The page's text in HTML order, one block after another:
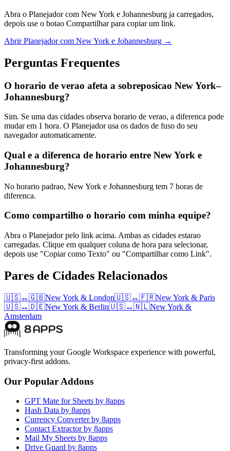
Abra o Planejador com New York e Johannesburg ja carregados,
depois use o botao Compartilhar para copiar um link.
Abrir Planejador com New York e Johannesburg →
Perguntas Frequentes
O horario de verao afeta a sobreposicao New York–
Johannesburg?
Sim. Se uma das cidades observa horario de verao, a diferenca pode
mudar em 1 hora. O Planejador usa os dados de fuso do seu
navegador automaticamente.
Qual e a diferenca de horario entre New York e
Johannesburg?
No horario padrao, New York e Johannesburg tem 7 horas de
diferenca.
Como compartilho o horario com minha equipe?
Abra o Planejador pelo link acima. Ambas as cidades estarao
carregadas. Clique em qualquer coluna de hora para selecionar,
depois use "Copiar como Texto" ou "Compartilhar como Link".
Pares de Cidades Relacionados
🇺🇸↔🇬🇧New York & London🇺🇸↔🇫🇷New York & Paris
🇺🇸↔🇩🇪New York & Berlin🇺🇸↔🇳🇱New York &
Amsterdam
Transforming your Google Workspace experience with powerful,
privacy-first addons.
Our Popular Addons
GPT Mate for Sheets by 8apps
Hash Data by 8apps
Currency Converter by 8apps
Contact Extractor by 8apps
Mail My Sheets by 8apps
Drive Guard by 8apps